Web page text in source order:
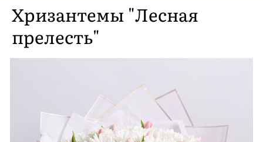
Хризантемы "Лесная
прелесть"